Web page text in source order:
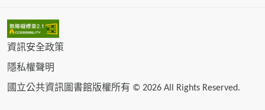
資訊安全政策
隱私權聲明
國立公共資訊圖書館版權所有 © 2026 All Rights Reserved.